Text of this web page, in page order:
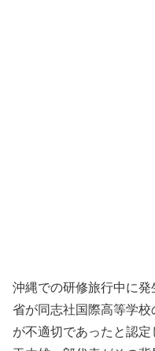
沖縄での研修旅行中に
省が同志社国際高等学
が不適切であったと認